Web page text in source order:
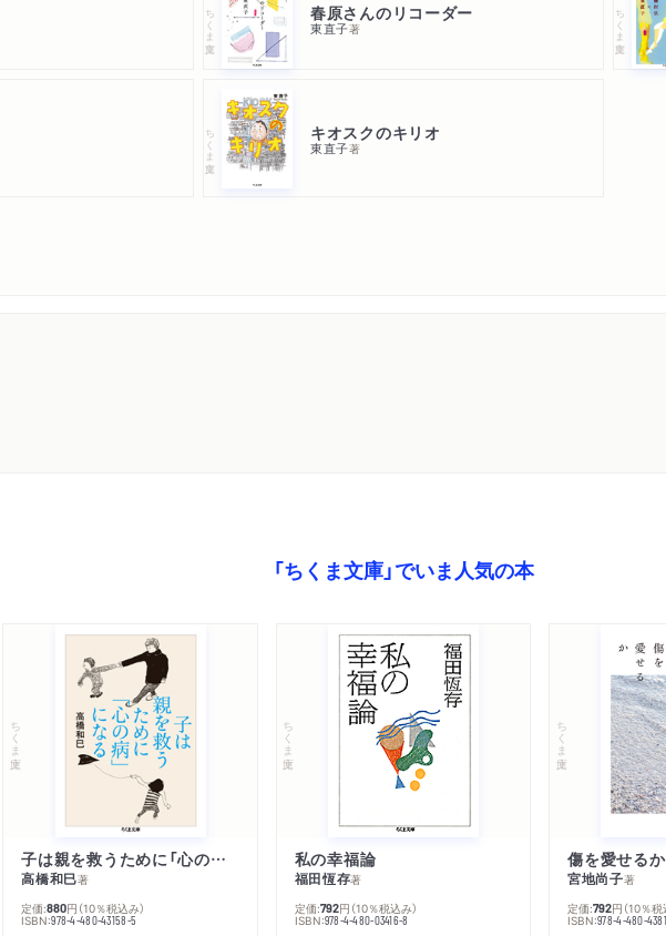
ちくま文庫 春原さんのリコーダー
東直子著 ちくま文庫
ちくま文庫 キオスクのキリオ
東直子著
「ちくま文庫」でいま人気の本
ちくま文庫
子は親を救うために「心の病」になる
高橋和巳著
定価:880円 （10％税込み）
ISBN:978-4-480-43158-5
ちくま文庫
私の幸福論
福田恆存著
定価:792円 （10％税込み）
ISBN:978-4-480-03416-8
ちくま文庫
傷を愛せる
宮地尚子著
定価:792円 （10％税
ISBN:978-4-480-